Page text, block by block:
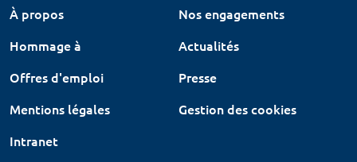
À propos
Nos engagements
Hommage à
Actualités
Offres d'emploi
Presse
Mentions légales
Gestion des cookies
Intranet